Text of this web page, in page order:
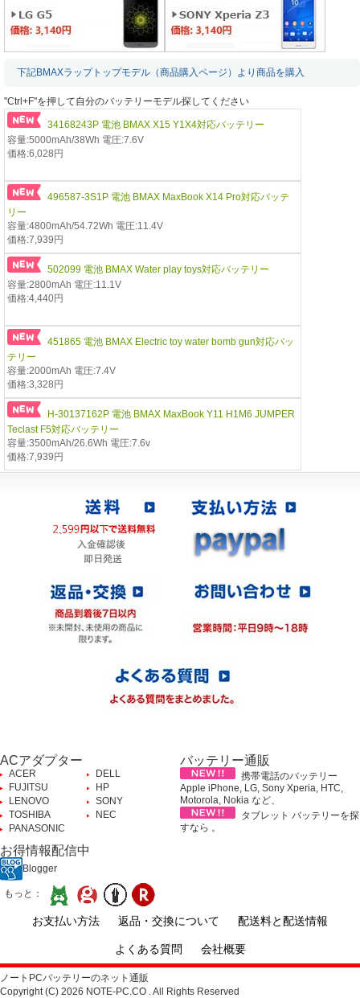
下記BMAXラップトップモデル（商品購入ページ）より商品を購入
"Ctrl+F"を押して自分のバッテリーモデル探してください
34168243P 電池 BMAX X15 Y1X4対応バッテリー
容量:5000mAh/38Wh 電圧:7.6V
価格:6,028円
496587-3S1P 電池 BMAX MaxBook X14 Pro対応バッテ
リー
容量:4800mAh/54.72Wh 電圧:11.4V
価格:7,939円
502099 電池 BMAX Water play toys対応バッテリー
容量:2800mAh 電圧:11.1V
価格:4,440円
451865 電池 BMAX Electric toy water bomb gun対応バッ
テリー
容量:2000mAh 電圧:7.4V
価格:3,328円
H-30137162P 電池 BMAX MaxBook Y11 H1M6 JUMPER
Teclast F5対応バッテリー
容量:3500mAh/26.6Wh 電圧:7.6v
価格:7,939円
ACアダプター
ACER
DELL
FUJITSU
HP
LENOVO
SONY
TOSHIBA
NEC
PANASONIC
バッテリー通販
携帯電話のバッテリー
Apple iPhone, LG, Sony Xperia, HTC,
Motorola, Nokia など、
タブレット バッテリーを探
すなら 。
お得情報配信中
Blogger
もっと：
お支払い方法 返品・交換について 配送料と配送情報
よくある質問 会社概要
ノートPCバッテリーのネット通販
Copyright (C) 2026 NOTE-PC.CO . All Rights Reserved